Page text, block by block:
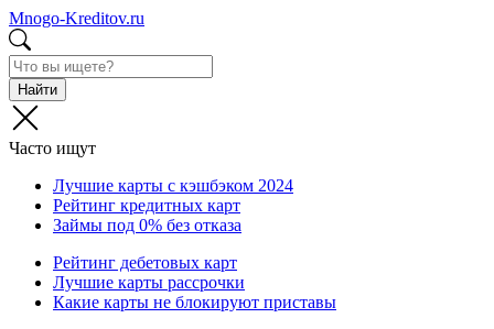
Mnogo-Kreditov.ru
Найти
Часто ищут
Лучшие карты с кэшбэком 2024
Рейтинг кредитных карт
Займы под 0% без отказа
Рейтинг дебетовых карт
Лучшие карты рассрочки
Какие карты не блокируют приставы